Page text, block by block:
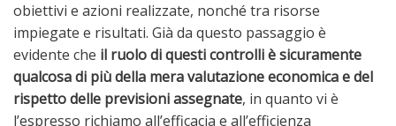
obiettivi e azioni realizzate, nonché tra risorse
impiegate e risultati. Già da questo passaggio è
evidente che il ruolo di questi controlli è sicuramente
qualcosa di più della mera valutazione economica e del
rispetto delle previsioni assegnate, in quanto vi è
l’espresso richiamo all’efficacia e all’efficienza